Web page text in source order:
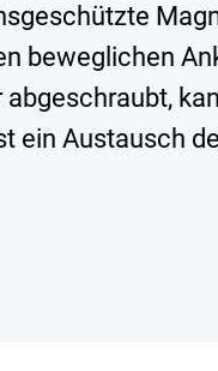
beweglichen
ein Austausch